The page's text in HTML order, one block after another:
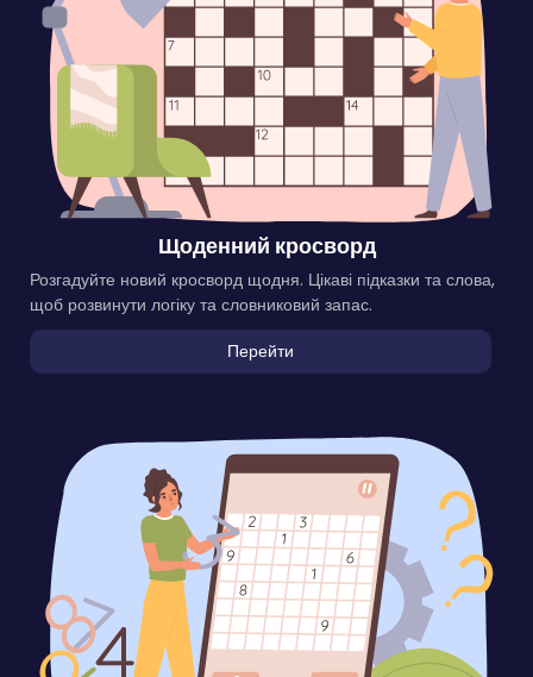
Щоденний кросворд
Розгадуйте новий кросворд щодня. Цікаві підказки та слова,
щоб розвинути логіку та словниковий запас.
Перейти